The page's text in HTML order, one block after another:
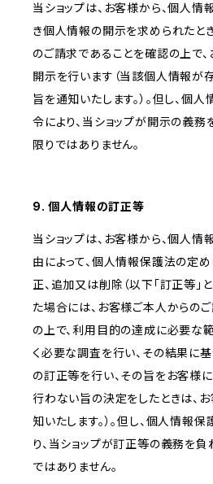
当ショップは、お客様から、個人
き個人情報の開示を求められたと
のご請求であることを確認の上で、
開示を行います（当該個人情報が
旨を通知いたします。）。但し、個
令により、当ショップが開示の義務
限りではありません。
9. 個人情報の訂正等
当ショップは、お客様から、個人
由によって、個人情報保護法の定
正、追加又は削除（以下「訂正等」
た場合には、お客様ご本人からの
の上で、利用目的の達成に必要な
く必要な調査を行い、その結果に
の訂正等を行い、その旨をお客様
行わない旨の決定をしたときは、
知いたします。）。但し、個人情報
り、当ショップが訂正等の義務を
ではありません。